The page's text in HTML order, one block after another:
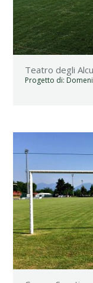
Teatro degli
Progetto di: